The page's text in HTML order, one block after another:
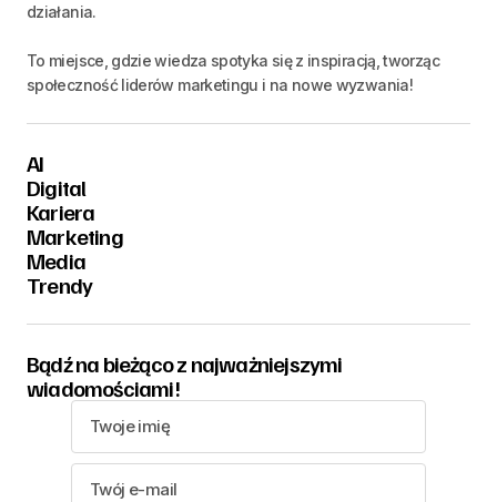
działania.
To miejsce, gdzie wiedza spotyka się z inspiracją, tworząc
społeczność liderów marketingu i na nowe wyzwania!
AI
Digital
Kariera
Marketing
Media
Trendy
Bądź na bieżąco z najważniejszymi
wiadomościami!